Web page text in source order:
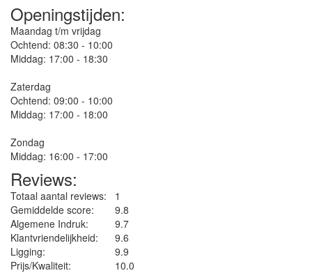
Openingstijden:
Maandag t/m vrijdag
Ochtend: 08:30 - 10:00
Middag: 17:00 - 18:30
Zaterdag
Ochtend: 09:00 - 10:00
Middag: 17:00 - 18:00
Zondag
Middag: 16:00 - 17:00
Reviews:
Totaal aantal reviews:
1
Gemiddelde score:
9.8
Algemene Indruk:
9.7
Klantvriendelijkheid:
9.6
Ligging:
9.9
Prijs/Kwaliteit:
10.0